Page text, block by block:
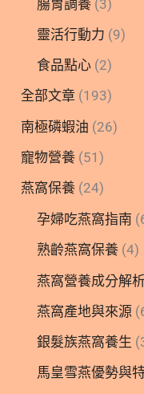
腸胃調養 (3)
靈活行動力 (9)
食品點心 (2)
全部文章 (193)
南極磷蝦油 (26)
寵物營養 (51)
燕窩保養 (24)
孕婦吃燕窩指南
熟齡燕窩保養 (4)
燕窩營養成分解
燕窩產地與來源
銀髮族燕窩養生
馬皇雪燕優勢與